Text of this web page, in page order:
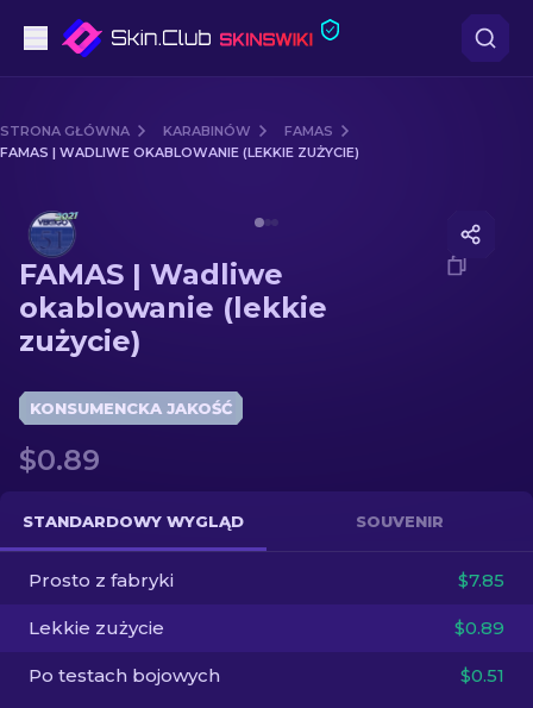
Średni poziom
karabinów
karabinów snajperskich
Noże
rękawiczek
Skrzynki
Inne
PL
STRONA GŁÓWNA KARABINÓW
FAMAS
FAMAS | WADLIWE OKABLOWANIE (LEKKIE ZUŻYCIE)
FAMAS | Wadliwe
okablowanie (lekkie
zużycie)
KONSUMENCKA JAKOŚĆ
$0.89
STANDARDOWY WYGLĄD SOUVENIR
Prosto z fabryki $7.85
Lekkie zużycie $0.89
Po testach bojowych $0.51